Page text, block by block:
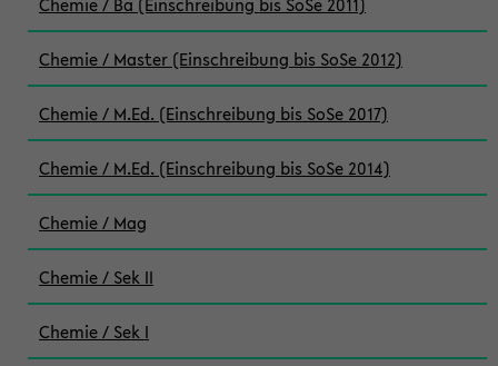
Chemie / Master (Einschreibung bis SoSe 2012)
Chemie / M.Ed. (Einschreibung bis SoSe 2017)
Chemie / M.Ed. (Einschreibung bis SoSe 2014)
Chemie / Mag
Chemie / Sek II
Chemie / Sek I